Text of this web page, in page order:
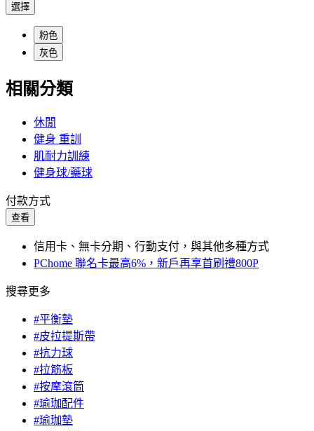
選擇
粉色
灰色
相關分類
休閒
健身 重訓
肌耐力訓練
健身球/藥球
付款方式
查看
信用卡、無卡分期、行動支付，與其他多種方式
PChome 聯名卡最高6%，新戶再享首刷禮800P
搜尋更多
#平衡墊
#皮拉提斯帶
#抗力球
#拉筋板
#按摩滾筒
#瑜珈配件
#瑜珈墊